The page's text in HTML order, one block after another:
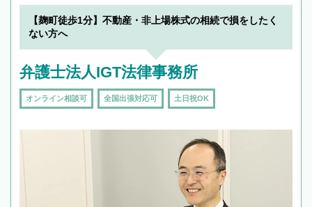
【麹町徒歩1分】不動産・非上場株式の相続で損をしたく
ない方へ
弁護士法人IGT法律事務所
オンライン相談可 全国出張対応可 土日祝OK